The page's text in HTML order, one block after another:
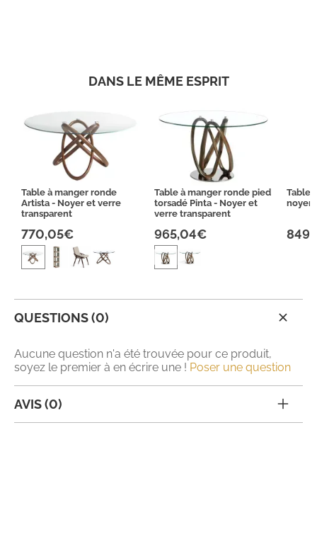
DANS LE MÊME ESPRIT
Table à manger ronde
Artista - Noyer et verre
transparent
770,05€
Table à manger ronde pied
torsadé Pinta - Noyer et
verre transparent
965,04€
Table
noyer
QUESTIONS (0)
Aucune question n'a été trouvée pour ce produit,
soyez le premier à en écrire une ! Poser une question
AVIS (0)